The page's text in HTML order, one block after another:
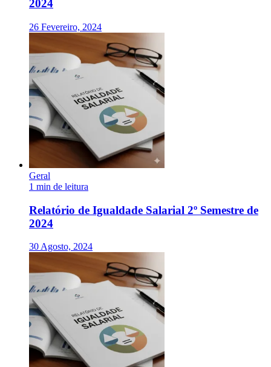
2024
26 Fevereiro, 2024
Geral
1 min de leitura
Relatório de Igualdade Salarial 2º Semestre de
2024
30 Agosto, 2024